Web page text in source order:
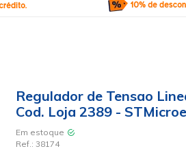
Regulador de Tensao
Cod. Loja 2389 -
Em estoque
Ref.: 38174